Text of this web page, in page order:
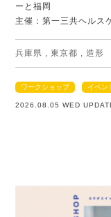
ーと福岡
主催：第一三共ヘルス
兵庫県 , 東京都 , 造形
ワークショップ イベン
2026.08.05 WED